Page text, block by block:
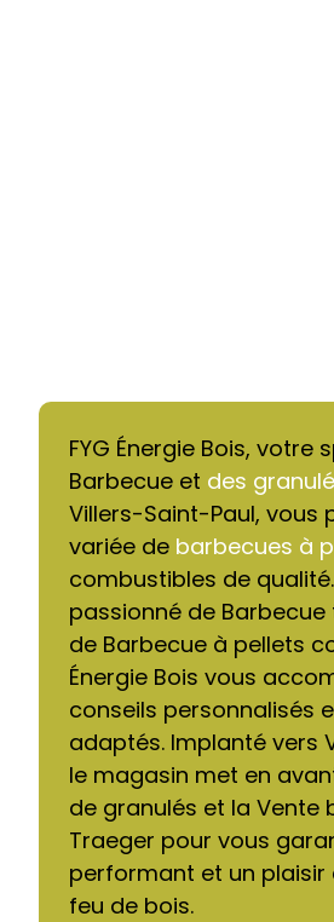
FYG Énergie Bois, votre
Barbecue et des
Villers-Saint-Paul, vous
variée de barbecues à
combustibles de
passionné de
de Barbecue à pellets
Énergie Bois vous
conseils personnalisés
adaptés. Implanté vers
le magasin met en
de granulés et la Vente
Traeger pour vous
performant et un plaisir
feu de bois.